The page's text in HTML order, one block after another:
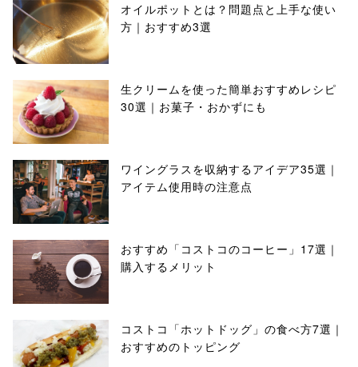
オイルポットとは？問題点と上手な使い
方｜おすすめ3選
生クリームを使った簡単おすすめレシピ
30選｜お菓子・おかずにも
ワイングラスを収納するアイデア35選｜
アイテム使用時の注意点
おすすめ「コストコのコーヒー」17選｜
購入するメリット
コストコ「ホットドッグ」の食べ方7選｜
おすすめのトッピング